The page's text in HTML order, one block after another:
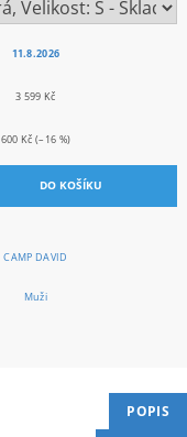
11.8.2026
3 599 Kč
600 Kč (–16 %)
CAMP DAVID
Muži
POPIS